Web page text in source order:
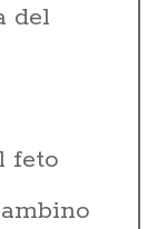
del
feto